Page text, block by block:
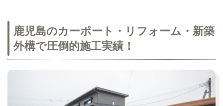
鹿児島のカーポート・リフォーム・新築
外構で圧倒的施工実績！